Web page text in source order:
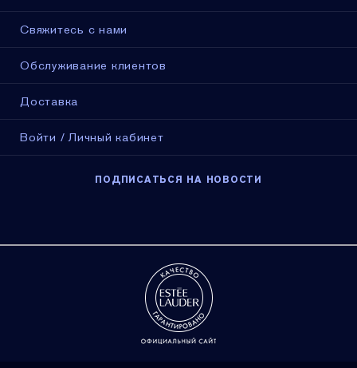
Свяжитесь с нами
Обслуживание клиентов
Доставка
Войти / Личный кабинет
ПОДПИСАТЬСЯ НА НОВОСТИ